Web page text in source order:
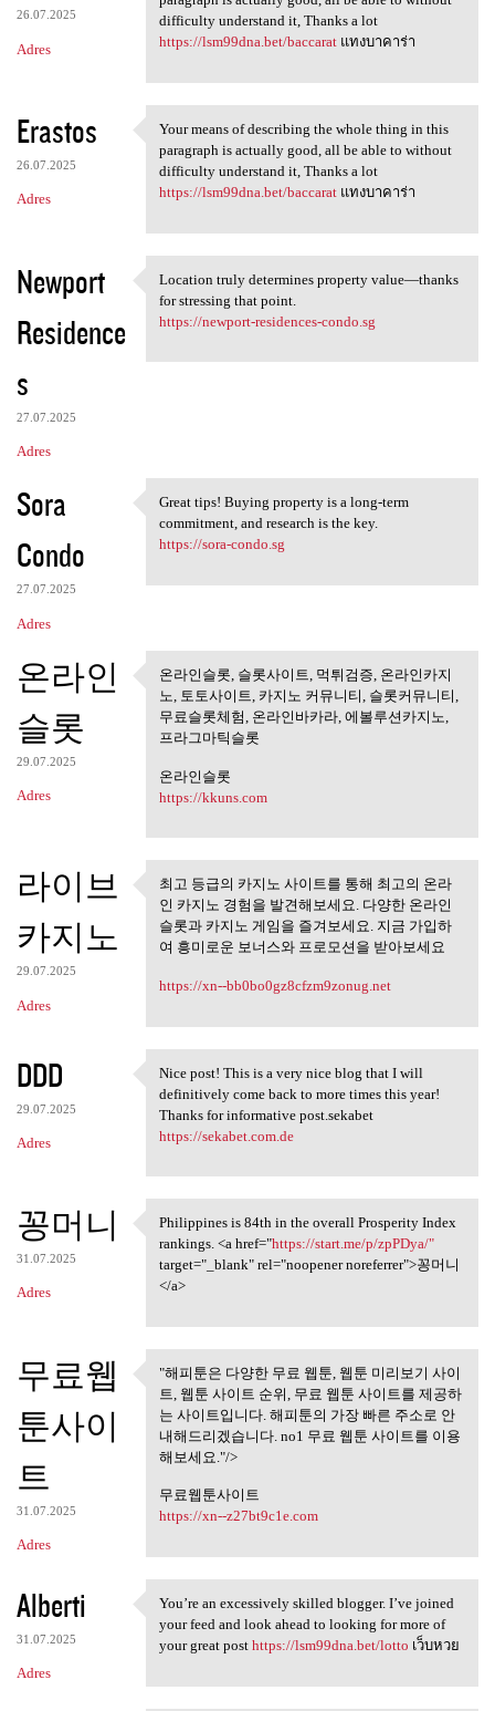
26.07.2025
Adres
difficulty understand it, Thanks a lot
https://lsm99dna.bet/baccaratแทงบาคาร่า
Erastos
26.07.2025
Adres
Your means of describing the
Your means of describing the whole thing in this
paragraph is actually good, all be able to without
difficulty understand it, Thanks a lot
https://lsm99dna.bet/baccaratแทงบาคาร่า
Newport
Residence
s
27.07.2025
Adres
Location truly determines
Location truly determines property value—thanks
for stressing that point.
https://newport-residences-condo.sg
Sora
Condo
27.07.2025
Adres
Great tips! Buying property
Great tips! Buying property is a long-term
commitment, and research is the key.
https://sora-condo.sg
온라인
슬롯
29.07.2025
Adres
온라인슬롯, 슬롯사이트, 먹튀검
증, 온라인카지노,
온라인슬롯, 슬롯사이트, 먹튀검증, 온라인카지
노, 토토사이트, 카지노 커뮤니티, 슬롯커뮤니티,
무료슬롯체험, 온라인바카라, 에볼루션카지노,
프라그마틱슬롯
온라인슬롯
https://kkuns.com
라이브
카지노
29.07.2025
Adres
최고 등급의 카지노 사이트를 통
해 최고의 온라인
최고 등급의 카지노 사이트를 통해 최고의 온라
인 카지노 경험을 발견해보세요. 다양한 온라인
슬롯과 카지노 게임을 즐겨보세요. 지금 가입하
여 흥미로운 보너스와 프로모션을 받아보세요
https://xn--bb0bo0gz8cfzm9zonug.net
DDD
29.07.2025
Adres
Nice post! This is a very
Nice post! This is a very nice blog that I will
definitively come back to more times this year!
Thanks for informative post.sekabet
https://sekabet.com.de
꽁머니
31.07.2025
Adres
Philippines is 84th in the
Philippines is 84th in the overall Prosperity Index
rankings. <a href="https://start.me/p/zpPDya/"
target="_blank" rel="noopener noreferrer">꽁머니
</a>
무료웹
툰사이
트
31.07.2025
Adres
"해피툰은 다양한 무료 웹툰, 웹툰
미리보기 사이트,
"해피툰은 다양한 무료 웹툰, 웹툰 미리보기 사이
트, 웹툰 사이트 순위, 무료 웹툰 사이트를 제공하
는 사이트입니다. 해피툰의 가장 빠른 주소로 안
내해드리겠습니다. no1 무료 웹툰 사이트를 이용
해보세요."/>
무료웹툰사이트
https://xn--z27bt9c1e.com
Alberti
31.07.2025
Adres
You’re an excessively skilled
You’re an excessively skilled blogger. I’ve joined
your feed and look ahead to looking for more of
your great post https://lsm99dna.bet/lotto เว็บหวย